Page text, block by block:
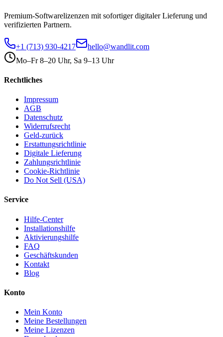
Premium-Softwarelizenzen mit sofortiger digitaler Lieferung und
verifizierten Partnern.
+1 (713) 930-4217
hello@wandlit.com
Mo–Fr 8–20 Uhr, Sa 9–13 Uhr
Rechtliches
Impressum
AGB
Datenschutz
Widerrufsrecht
Geld-zurück
Erstattungsrichtlinie
Digitale Lieferung
Zahlungsrichtlinie
Cookie-Richtlinie
Do Not Sell (USA)
Service
Hilfe-Center
Installationshilfe
Aktivierungshilfe
FAQ
Geschäftskunden
Kontakt
Blog
Konto
Mein Konto
Meine Bestellungen
Meine Lizenzen